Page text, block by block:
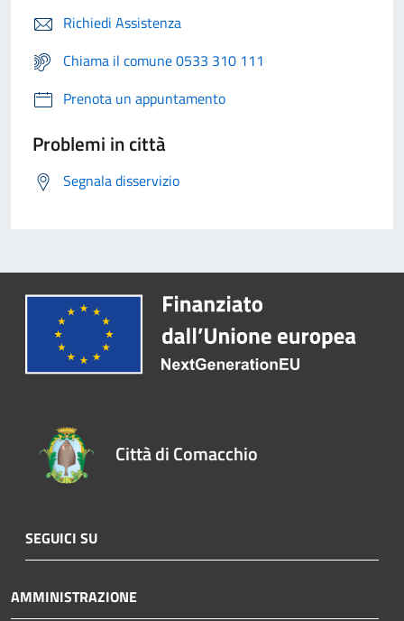
Richiedi Assistenza
Chiama il comune 0533 310 111
Prenota un appuntamento
Problemi in città
Segnala disservizio
Città di Comacchio
SEGUICI SU
AMMINISTRAZIONE